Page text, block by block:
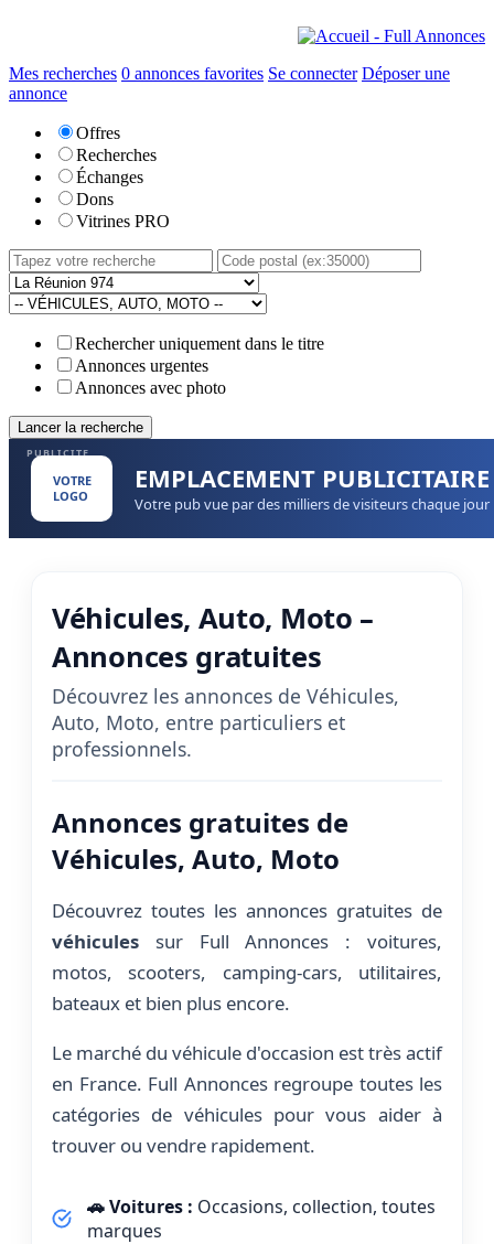
Mes recherches 0 annonces favorites Se connecter Déposer une
annonce
Offres
Recherches
Échanges
Dons
Vitrines PRO
Rechercher uniquement dans le titre
Annonces urgentes
Annonces avec photo
PUBLICITE
VOTRE
LOGO
EMPLACEMENT PUBLICITAIRE
Votre pub vue par des milliers de visiteurs chaque jour
Véhicules, Auto, Moto –
Annonces gratuites
Découvrez les annonces de Véhicules,
Auto, Moto, entre particuliers et
professionnels.
Annonces gratuites de
Véhicules, Auto, Moto
Découvrez toutes les annonces gratuites de
véhicules sur Full Annonces : voitures,
motos, scooters, camping-cars, utilitaires,
bateaux et bien plus encore.
Le marché du véhicule d'occasion est très actif
en France. Full Annonces regroupe toutes les
catégories de véhicules pour vous aider à
trouver ou vendre rapidement.
🚗 Voitures : Occasions, collection, toutes
marques